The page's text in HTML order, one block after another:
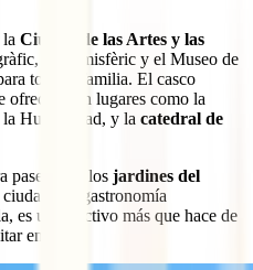
Ciudad de las Artes y las
el Hemisfèric y el Museo de
toda la familia. El casco
ofrecer, con lugares como la
la Humanidad, y la catedral de
pasear por los jardines del
La gastronomía
es un atractivo más que hace de
en abril.